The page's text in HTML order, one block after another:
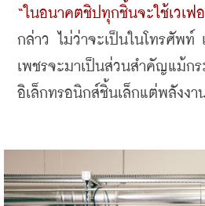
“ในอนาคตชิปทุกชิ้นจะใช้เวเฟ
กล่าว ไม่ว่าจะเป็นในโทรศัพ
เพชรจะมาเป็นส่วนสำคัญแม้ก
อิเล็กทรอนิกส์ชิ้นเล็กแต่พลังงา